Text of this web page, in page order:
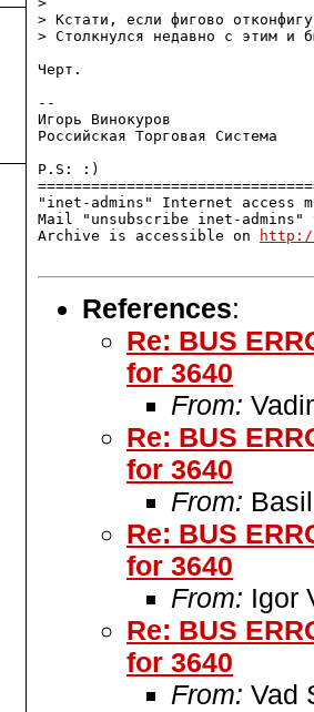
> Кстати, если фигово
> Столкнулся недавно с этим и
Черт.
--
Игорь Винокуров
Российская Торговая Система
P.S: :)
"inet-admins" Internet access
Mail "unsubscribe inet-
Archive is accessible on
References:
Re: BUS
for 3640
From:
Re: BUS
for 3640
From:
Re: BUS
for 3640
From: Igor
Re: BUS
for 3640
From: Vad